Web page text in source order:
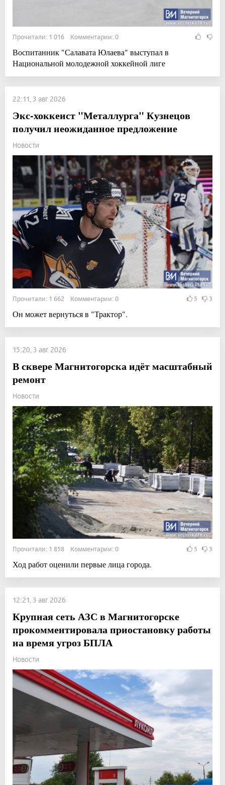
Прочитали: 1 016 Комментарии: 0
Воспитанник "Салавата Юлаева" выступал в
Национальной молодежной хоккейной лиге
22:11, 3 авг 2026
Экс-хоккеист "Металлурга" Кузнецов
получил неожиданное предложение
Новости
Прочитали: 1 662 Комментарии: 0 5 3
Он может вернуться в "Трактор".
15:20, 3 авг 2026
В сквере Магнитогорска идёт масштабный
ремонт
Новости
Прочитали: 1 858 Комментарии: 0 5 3
Ход работ оценили первые лица города.
12:21, 3 авг 2026
Крупная сеть АЗС в Магнитогорске
прокомментировала приостановку работы
на время угроз БПЛА
Новости